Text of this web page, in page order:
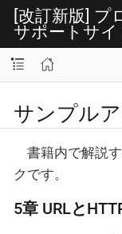
[改訂新版] プ
サポートサイ
サンプル
書籍内で解説
クです。
5章 URLと